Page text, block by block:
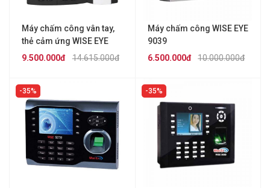
Máy chấm công vân tay,
thẻ cảm ứng WISE EYE
9089A
14.615.000đ
9.500.000đ
Máy chấm công WISE EYE
9039
10.000.000đ
6.500.000đ
35% 35%